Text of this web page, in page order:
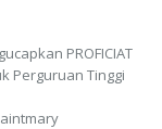
PROFICIAT
Perguruan Tinggi